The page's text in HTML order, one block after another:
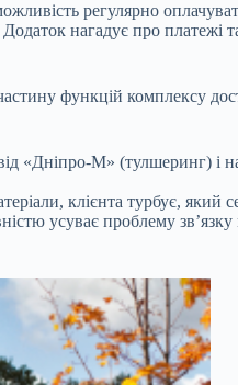
регулярно
нагадує про платежі
функцій комплексу
«Дніпро-М» (тулшеринг) і
клієнта турбує,
усуває проблему